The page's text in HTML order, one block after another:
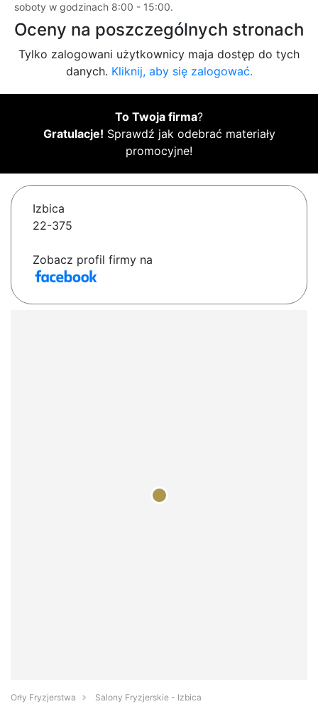
soboty w godzinach 8:00 - 15:00.
Oceny na poszczególnych stronach
Tylko zalogowani użytkownicy maja dostęp do tych
danych. Kliknij, aby się zalogować.
To Twoja firma?
Gratulacje! Sprawdź jak odebrać materiały
promocyjne!
Izbica
22-375
Zobacz profil firmy na
Orły Fryzjerstwa
Salony Fryzjerskie - Izbica